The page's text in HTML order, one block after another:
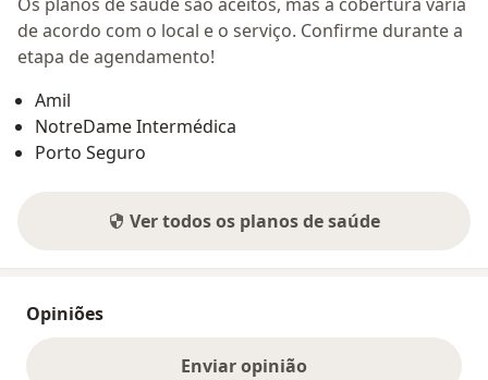
Os planos de saúde são aceitos, mas a cobertura varia
de acordo com o local e o serviço. Confirme durante a
etapa de agendamento!
Amil
NotreDame Intermédica
Porto Seguro
Ver todos os planos de saúde
Opiniões
Enviar opinião